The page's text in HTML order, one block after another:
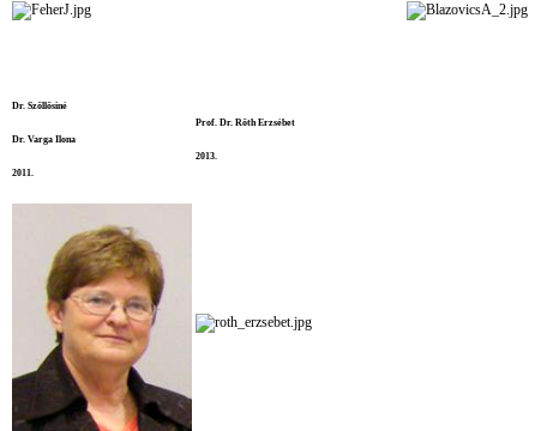
Dr. Szőllősiné
Dr. Varga Ilona
2011.
Prof. Dr. Rőth Erzsébet
2013.